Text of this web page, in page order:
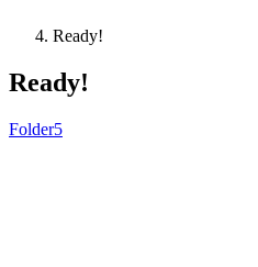
Ready!
Ready!
Folder5